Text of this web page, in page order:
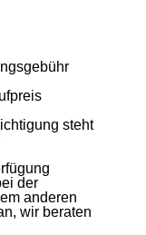
steht
der
anderen
wir beraten